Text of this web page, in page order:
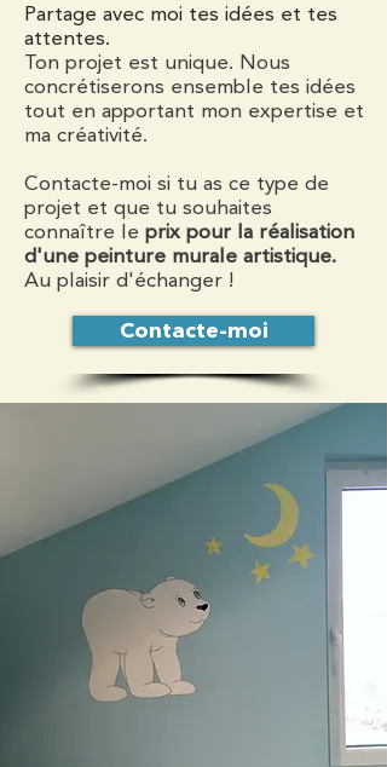
Partage avec moi tes idées et tes
attentes.
Ton projet est unique. Nous
concrétiserons ensemble tes idées
tout en apportant mon expertise et
ma créativité.
Contacte-moi si tu as ce type de
projet et que tu souhaites
connaître le prix pour la réalisation
d'une peinture murale artistique.
Au plaisir d'échanger !
Contacte-moi